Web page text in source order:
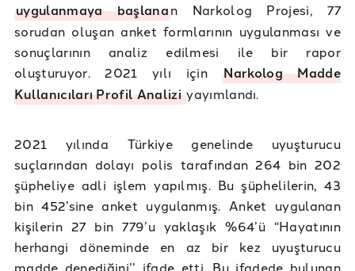
uygulanmaya başlanan Narkolog Projesi, 77
sorudan oluşan anket formlarının uygulanması ve
sonuçlarının analiz edilmesi ile bir rapor
oluşturuyor. 2021 yılı içinNarkolog Madde
Kullanıcıları Profil Analiziyayımlandı.
2021 yılında Türkiye genelinde uyuşturucu
suçlarından dolayı polis tarafından 264 bin 202
şüpheliye adli işlem yapılmış. Bu şüphelilerin, 43
bin 452’sine anket uygulanmış. Anket uygulanan
kişilerin 27 bin 779’u yaklaşık %64’ü “Hayatının
herhangi döneminde en az bir kez uyuşturucu
madde denediğini’’ ifade etti. Bu ifadede bulunan